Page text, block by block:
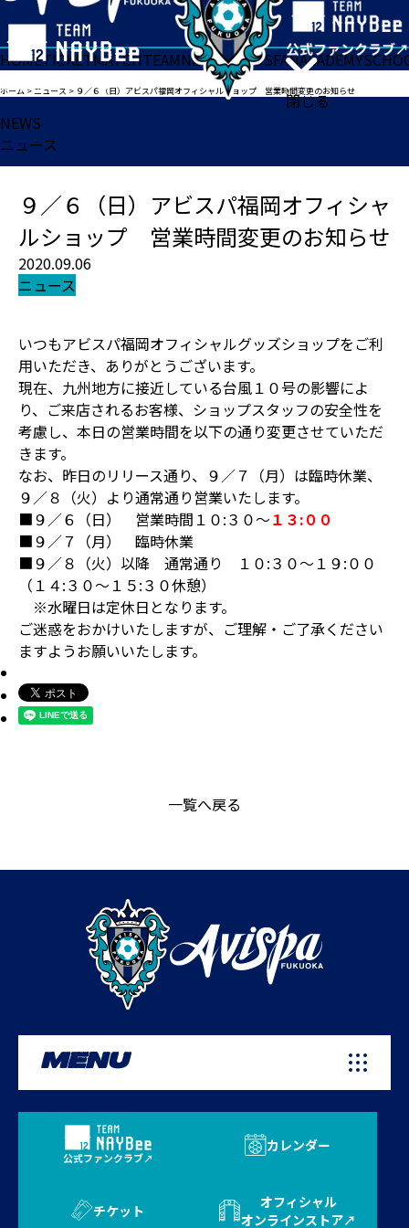
閉じる
HOMETICKETMATCHTEAMNEWSGOODSFANACADEMY
ホーム >ニュース > ９／６（日）アビスパ福岡オフィシャルショップ 営業時間変更のお知らせ
NEWS
ニュース
９／６（日）アビスパ福岡オフィシャ
ルショップ 営業時間変更のお知らせ
2020.09.06
ニュース
いつもアビスパ福岡オフィシャルグッズショップをご利
用いただき、ありがとうございます。
現在、九州地方に接近している台風１０号の影響によ
り、ご来店されるお客様、ショップスタッフの安全性を
考慮し、本日の営業時間を以下の通り変更させていただ
きます。
なお、昨日のリリース通り、９／７（月）は臨時休業、
９／８（火）より通常通り営業いたします。
■９／６（日） 営業時間１０:３０～１３:００
■９／７（月） 臨時休業
■９／８（火）以降 通常通り １０:３０～１９:００
（１４:３０～１５:３０休憩）
※水曜日は定休日となります。
ご迷惑をおかけいたしますが、ご理解・ご了承ください
ますようお願いいたします。
一覧へ戻る
MENU
公式ファンクラブ
カレンダー
チケット
オフィシャル
オンラインストア